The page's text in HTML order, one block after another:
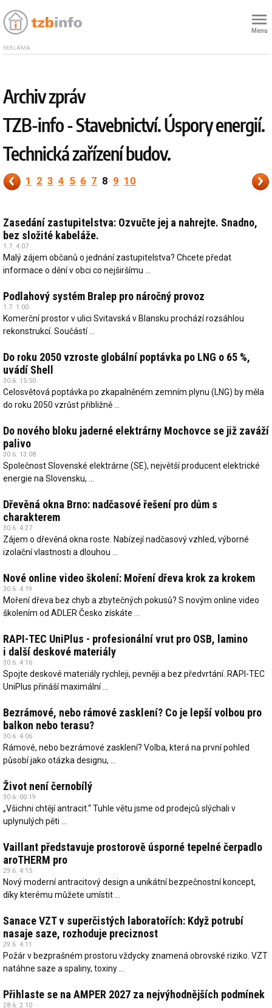
Menu
REKLAMA
Archiv zpráv
TZB-info - Stavebnictví. Úspory energií.
Technická zařízení budov.
1 2 3 4 5 6 7 8 9 10
Zasedání zastupitelstva: Ozvučte jej a nahrejte. Snadno,
bez složité kabeláže.
1.7. 4:07
Malý zájem občanů o jednání zastupitelstva? Chcete předat
informace o dění v obci co nejširšímu ...
Podlahový systém Bralep pro náročný provoz
1.7. 1:00
Komerční prostor v ulici Svitavská v Blansku prochází rozsáhlou
rekonstrukcí. Součástí ...
Do roku 2050 vzroste globální poptávka po LNG o 65 %,
uvádí Shell
30.6. 15:50
Celosvětová poptávka po zkapalněném zemním plynu (LNG) by měla
do roku 2050 vzrůst přibližně ...
Do nového bloku jaderné elektrárny Mochovce se již zaváží
palivo
30.6. 13.08
Společnost Slovenské elektrárne (SE), největší producent elektrické
energie na Slovensku, ...
Dřevěná okna Brno: nadčasové řešení pro dům s
charakterem
30.6. 4:27
Zájem o dřevěná okna roste. Nabízejí nadčasový vzhled, výborné
izolační vlastnosti a dlouhou ...
Nové online video školení: Moření dřeva krok za krokem
30.6. 4:19
Moření dřeva bez chyb a zbytečných pokusů? S novým online video
školením od ADLER Česko získáte ...
RAPI-TEC UniPlus - profesionální vrut pro OSB, lamino
i další deskové materiály
30.6. 4:16
Spojte deskové materiály rychleji, pevněji a bez předvrtání. RAPI-TEC
UniPlus přináší maximální ...
Bezrámové, nebo rámové zasklení? Co je lepší volbou pro
balkon nebo terasu?
30.6. 4:06
Rámové, nebo bezrámové zasklení? Volba, která na první pohled
působí jako otázka designu, ...
Život není černobílý
30.6. 00:19
„Všichni chtějí antracit.“ Tuhle větu jsme od prodejců slýchali v
uplynulých pěti ...
Vaillant představuje prostorově úsporné tepelné čerpadlo
aroTHERM pro
29.6. 4:15
Nový moderní antracitový design a unikátní bezpečnostní koncept,
díky kterému můžete umístit ...
Sanace VZT v superčistých laboratořích: Když potrubí
nasaje saze, rozhoduje preciznost
29.6. 4:11
Požár v bezprašném prostoru vždycky znamená obrovské riziko. VZT
natáhne saze a spaliny, toxiny ...
Přihlaste se na AMPER 2027 za nejvýhodnějších podmínek
28.6. 2:10